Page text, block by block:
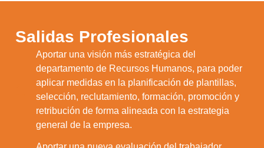
Salidas Profesionales
Aportar una visión más estratégica del
departamento de Recursos Humanos, para poder
aplicar medidas en la planificación de plantillas,
selección, reclutamiento, formación, promoción y
retribución de forma alineada con la estrategia
general de la empresa.
experiencia en nuestra web.